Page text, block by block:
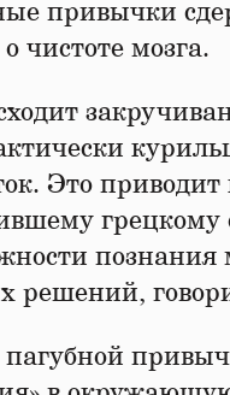
привычки
чистоте мозга.
Это